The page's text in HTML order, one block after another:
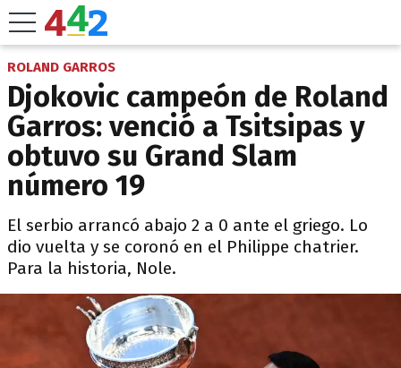
ROLAND GARROS
Djokovic campeón de Roland
Garros: venció a Tsitsipas y
obtuvo su Grand Slam
número 19
El serbio arrancó abajo 2 a 0 ante el griego. Lo
dio vuelta y se coronó en el Philippe chatrier.
Para la historia, Nole.